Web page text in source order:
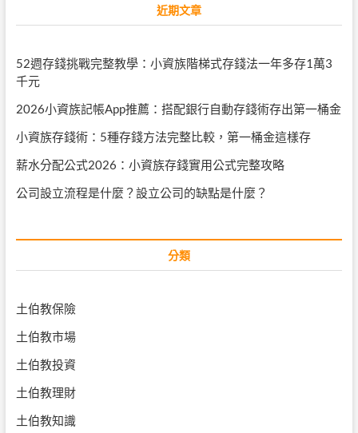
近期文章
52週存錢挑戰完整教學：小資族階梯式存錢法一年多存1萬3
千元
2026小資族記帳App推薦：搭配銀行自動存錢術存出第一桶金
小資族存錢術：5種存錢方法完整比較，第一桶金這樣存
薪水分配公式2026：小資族存錢實用公式完整攻略
公司設立流程是什麼？設立公司的缺點是什麼？
分類
土伯教保險
土伯教市場
土伯教投資
土伯教理財
土伯教知識